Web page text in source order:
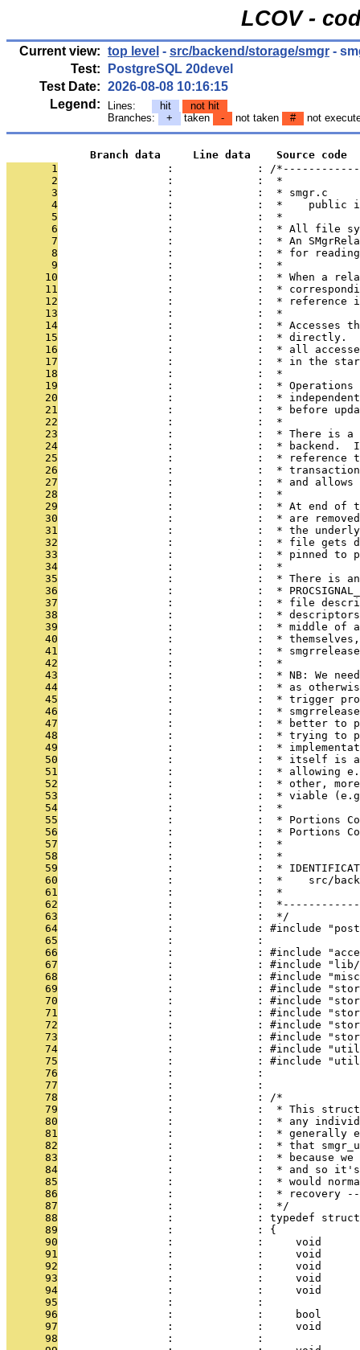
LCOV -
Current view: top level - src/backend/storage/smgr -
Test:
PostgreSQL 20devel
Test Date: 2026-08-08 10:16:15
Legend:
Lines: hit
not hit
Branches:
+ taken - not taken # not
             Branch data     Line data    Source code
       1
:             : /
       2
                 :             :  *
       3
                 :             :  * smgr.c
       4
:             :  *    public
       5
                 :             :  *
       6
:             :  * All file
       7
:             :  * An
       8
:             :  * for
       9
                 :             :  *
      10
:             :  * When a
      11
:             :  *
      12
:             :  * reference
      13
                 :             :  *
      14
:             :  * Accesses
      15
:             :  * directly.
      16
:             :  * all
      17
:             :  * in the
      18
                 :             :  *
      19
:             :  *
      20
:             :  *
      21
:             :  * before
      22
                 :             :  *
      23
:             :  * There is
      24
:             :  * backend.
      25
:             :  * reference
      26
:             :  *
      27
:             :  * and
      28
                 :             :  *
      29
:             :  * At end of
      30
:             :  * are
      31
:             :  * the
      32
:             :  * file gets
      33
:             :  * pinned to
      34
                 :             :  *
      35
:             :  * There is
      36
:             :  *
      37
:             :  * file
      38
:             :  *
      39
:             :  * middle of
      40
:             :  *
      41
:             :  *
      42
                 :             :  *
      43
:             :  * NB: We
      44
:             :  * as
      45
:             :  * trigger
      46
:             :  *
      47
:             :  * better to
      48
:             :  * trying to
      49
:             :  *
      50
:             :  * itself is
      51
:             :  * allowing
      52
:             :  * other,
      53
:             :  * viable
      54
                 :             :  *
      55
:             :  * Portions
      56
:             :  * Portions
      57
                 :             :  *
      58
                 :             :  *
      59
:             :  *
      60
:             :  *    src/
      61
                 :             :  *
      62
:             :
      63
                 :             :  */
      64
:             : #include
      65
                 :             :
      66
:             : #include
      67
:             : #include
      68
:             : #include
      69
:             : #include
      70
:             : #include
      71
:             : #include
      72
:             : #include
      73
:             : #include
      74
:             : #include
      75
:             : #include
      76
                 :             :
      77
                 :             :
      78
                 :             : /*
      79
:             :  * This
      80
:             :  * any
      81
:             :  * generally
      82
:             :  * that
      83
:             :  * because
      84
:             :  * and so
      85
:             :  * would
      86
:             :  * recovery
      87
                 :             :  */
      88
:             : typedef
      89
                 :             : {
      90
:             :     void
      91
:             :     void
      92
:             :     void
      93
:             :     void
      94
:             :     void
      95
:             :
      96
:             :     bool
      97
:             :     void
      98
:             :